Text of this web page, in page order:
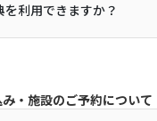
利用できますか？
・施設のご予約について